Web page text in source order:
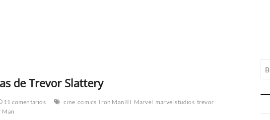
de Trevor Slattery
11 comentarios cine comics Iron Man III Marvel marvel studios trevor
Man